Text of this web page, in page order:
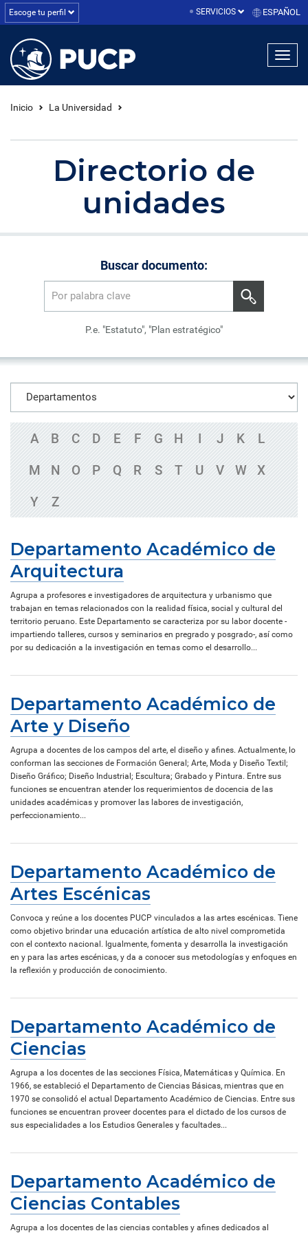
Escoge tu perfil SERVICIOS ESPAÑOL
Inicio La Universidad
Directorio de
unidades
Buscar documento:
P.e. "Estatuto", "Plan estratégico"
A B C D E F G H I J K
L
M
N O P Q R S T U V W
X
Y
Z
Departamento Académico de
Arquitectura
Agrupa a profesores e investigadores de arquitectura y urbanismo que
trabajan en temas relacionados con la realidad física, social y cultural del
territorio peruano. Este Departamento se caracteriza por su labor docente -
impartiendo talleres, cursos y seminarios en pregrado y posgrado-, así como
por su dedicación a la investigación en temas como el desarrollo...
Departamento Académico de
Arte y Diseño
Agrupa a docentes de los campos del arte, el diseño y afines. Actualmente, lo
conforman las secciones de Formación General; Arte, Moda y Diseño Textil;
Diseño Gráfico; Diseño Industrial; Escultura; Grabado y Pintura. Entre sus
funciones se encuentran atender los requerimientos de docencia de las
unidades académicas y promover las labores de investigación,
perfeccionamiento...
Departamento Académico de
Artes Escénicas
Convoca y reúne a los docentes PUCP vinculados a las artes escénicas. Tiene
como objetivo brindar una educación artística de alto nivel comprometida
con el contexto nacional. Igualmente, fomenta y desarrolla la investigación
en y para las artes escénicas, y da a conocer sus metodologías y enfoques en
la reflexión y producción de conocimiento.
Departamento Académico de
Ciencias
Agrupa a los docentes de las secciones Física, Matemáticas y Química. En
1966, se estableció el Departamento de Ciencias Básicas, mientras que en
1970 se consolidó el actual Departamento Académico de Ciencias. Entre sus
funciones se encuentran proveer docentes para el dictado de los cursos de
sus especialidades a los Estudios Generales y facultades...
Departamento Académico de
Ciencias Contables
Agrupa a los docentes de las ciencias contables y afines dedicados al